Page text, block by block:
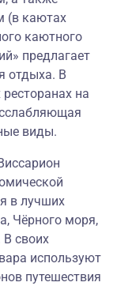
(в каютах
каютного
предлагает
отдыха. В
на
виды.
в лучших
Чёрного моря,
В своих
используют
путешествия